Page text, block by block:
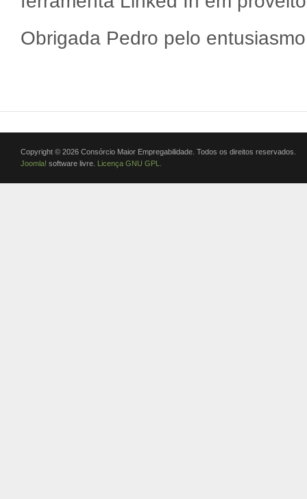
Obrigada Pedro pelo
Copyright © 2026 Consórcio Maior Empregabilidade. Todos os direitos reservados.
Joomla! software livre. Licença GNU GPL.